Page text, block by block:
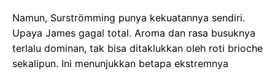
Namun, Surströmming punya kekuatannya sendiri.
Upaya James gagal total. Aroma dan rasa busuknya
terlalu dominan, tak bisa ditaklukkan oleh roti brioche
sekalipun. Ini menunjukkan betapa ekstremnya